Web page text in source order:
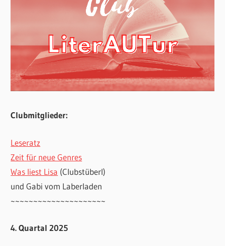
Clubmitglieder:
Leseratz
Zeit für neue Genres
Was liest Lisa (Clubstüberl)
und Gabi vom Laberladen
~~~~~~~~~~~~~~~~~~~~~
4. Quartal 2025